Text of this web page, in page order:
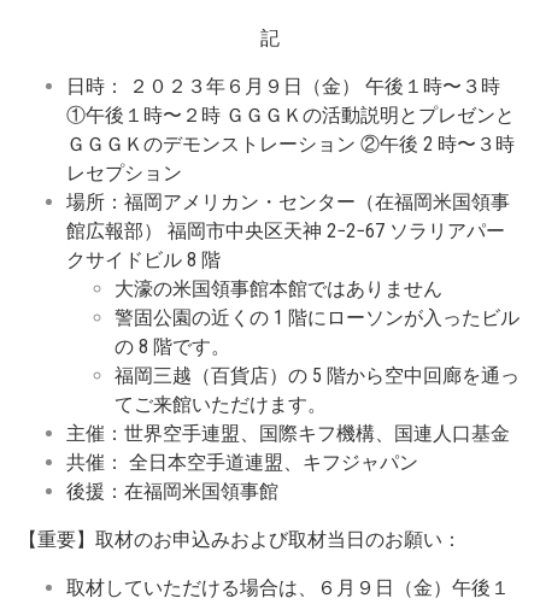
記
⽇時： ２０２３年６⽉９⽇（⾦） 午後１時〜３時
①午後１時〜２時 ＧＧＧＫの活動説明とプレゼンと
ＧＧＧＫのデモンストレーション ②午後 2 時〜３時
レセプション
場所：福岡アメリカン・センター（在福岡⽶国領事
館広報部） 福岡市中央区天神 2−2−67 ソラリアパー
クサイドビル 8 階
⼤濠の⽶国領事館本館ではありません
警固公園の近くの 1 階にローソンが⼊ったビル
の 8 階です。
福岡三越（百貨店）の 5 階から空中回廊を通っ
てご来館いただけます。
主催：世界空⼿連盟、国際キフ機構、国連⼈⼝基⾦
共催： 全⽇本空⼿道連盟、キフジャパン
後援：在福岡⽶国領事館
【重要】取材のお申込みおよび取材当⽇のお願い：
取材していただける場合は、６⽉９⽇（⾦）午後１